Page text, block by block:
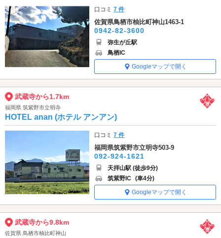
口コミ7 件
佐賀県鳥栖市柚比町神山1463-1
0942-82-3600
弥生が丘駅
鳥栖IC
Googleマップで開く
武蔵寺から1.7km
福岡県 筑紫野市立明寺
HOTEL anan (ホテル アンアン)
口コミ7 件
福岡県筑紫野市立明寺503-9
092-924-1621
天拝山駅 (徒歩9分)
筑紫野IC (車4分)
Googleマップで開く
武蔵寺から9.8km
佐賀県 鳥栖市柚比町神山